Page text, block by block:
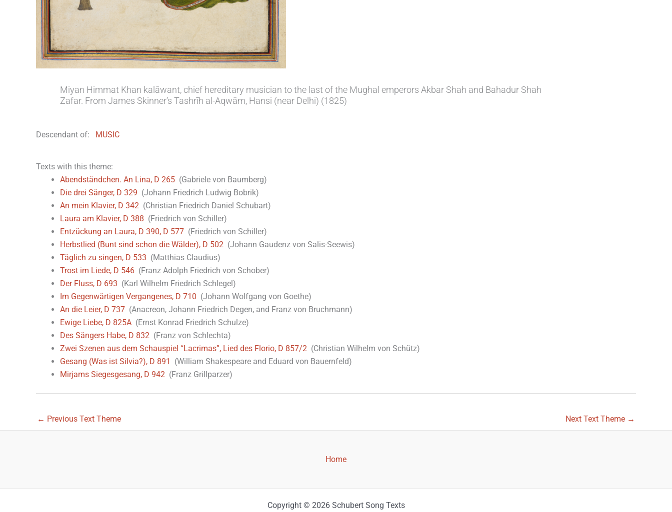
Miyan Himmat Khan kalāwant, chief hereditary musician to the last of the Mughal emperors Akbar Shah and Bahadur Shah
Zafar. From James Skinner’s Tashrīh al-Aqwām, Hansi (near Delhi) (1825)
Descendant of: MUSIC
Texts with this theme:
Abendständchen. An Lina, D 265 (Gabriele von Baumberg)
Die drei Sänger, D 329 (Johann Friedrich Ludwig Bobrik)
An mein Klavier, D 342 (Christian Friedrich Daniel Schubart)
Laura am Klavier, D 388 (Friedrich von Schiller)
Entzückung an Laura, D 390, D 577 (Friedrich von Schiller)
Herbstlied (Bunt sind schon die Wälder), D 502 (Johann Gaudenz von Salis-Seewis)
Täglich zu singen, D 533 (Matthias Claudius)
Trost im Liede, D 546 (Franz Adolph Friedrich von Schober)
Der Fluss, D 693 (Karl Wilhelm Friedrich Schlegel)
Im Gegenwärtigen Vergangenes, D 710 (Johann Wolfgang von Goethe)
An die Leier, D 737 (Anacreon, Johann Friedrich Degen, and Franz von Bruchmann)
Ewige Liebe, D 825A (Ernst Konrad Friedrich Schulze)
Des Sängers Habe, D 832 (Franz von Schlechta)
Zwei Szenen aus dem Schauspiel “Lacrimas”, Lied des Florio, D 857/2 (Christian Wilhelm von Schütz)
Gesang (Was ist Silvia?), D 891
(William Shakespeare and Eduard von Bauernfeld)
Mirjams Siegesgesang, D 942 (Franz Grillparzer)
← Previous Text Theme Next Text Theme →
Home
Copyright © 2026 Schubert Song Texts